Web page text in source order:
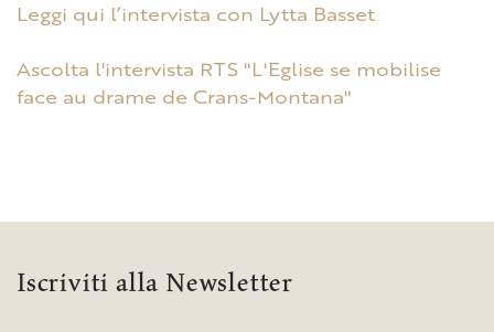
Leggi qui l’intervista con Lytta Basset
Ascolta l'intervista RTS "L'Eglise se mobilise
face au drame de Crans-Montana"
Iscriviti alla Newsletter